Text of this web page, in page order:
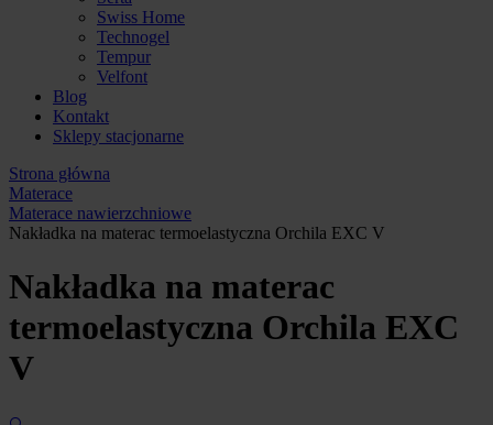
Swiss Home
Technogel
Tempur
Velfont
Blog
Kontakt
Sklepy stacjonarne
Strona główna
Materace
Materace nawierzchniowe
Nakładka na materac termoelastyczna Orchila EXC V
Nakładka na materac
termoelastyczna Orchila EXC
V